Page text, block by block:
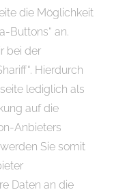
die Möglichkeit
Buttons“ an.
bei der
Hierdurch
lediglich als
auf die
Anbieters
Sie somit
Daten an die